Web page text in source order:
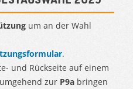
um an der Wahl
.
und Rückseite auf einem
zur P9a bringen